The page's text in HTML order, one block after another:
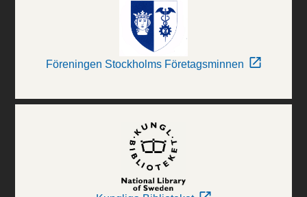
Föreningen Stockholms Företagsminnen